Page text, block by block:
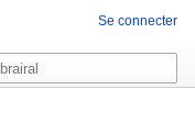
Se connecter